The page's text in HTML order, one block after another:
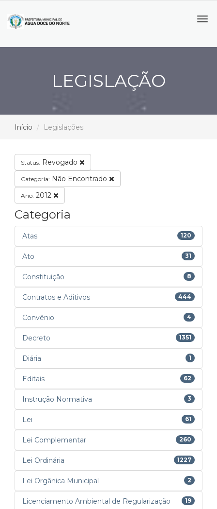
LEGISLAÇÃO
Início Legislações
Status: Revogado
Categoria: Não Encontrado
Ano: 2012
Categoria
Atas 120
Ato 31
Constituição 8
Contratos e Aditivos 444
Convênio 4
Decreto 1351
Diária 1
Editais 62
Instrução Normativa 3
Lei 61
Lei Complementar 260
Lei Ordinária 1227
Lei Orgânica Municipal 2
Licenciamento Ambiental de Regularização 19